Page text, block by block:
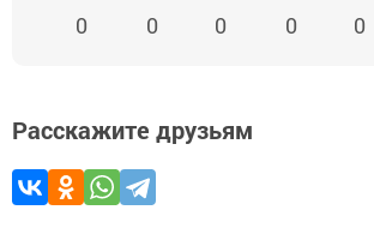
0 0 0 0 0
Расскажите друзьям